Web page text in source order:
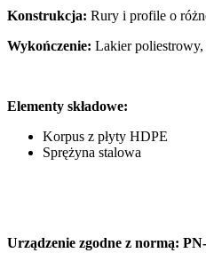
Konstrukcja: Rury i profile o
Wykończenie: Lakier
Elementy składowe:
Korpus z płyty HDPE
Sprężyna stalowa
Urządzenie zgodne z normą: